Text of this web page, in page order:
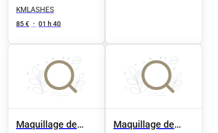
intense
KMLASHES
85 € • 01 h 40
Maquillage de
Maquillage de